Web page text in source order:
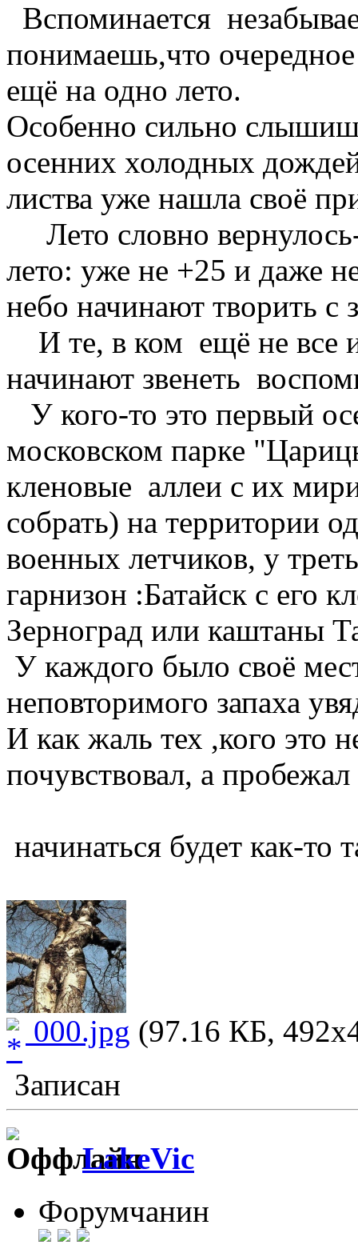
Вспоминается
понимаешь,что
ещё на одно лето.
Особенно сильно
осенних холодных
листва уже нашла своё
Лето словно
лето: уже не +25 и даже
небо начинают творить с
И те, в ком ещё не все
начинают звенеть
У кого-то это первый
московском парке
кленовые аллеи с их
собрать) на территории
военных летчиков, у
гарнизон :Батайск с его
Зерноград или каштаны
У каждого было своё
неповторимого запаха
И как жаль тех ,кого это
почувствовал, а
начинаться будет как-то
000.jpg (97.16 КБ,
Записан
LakeVic
Форумчанин